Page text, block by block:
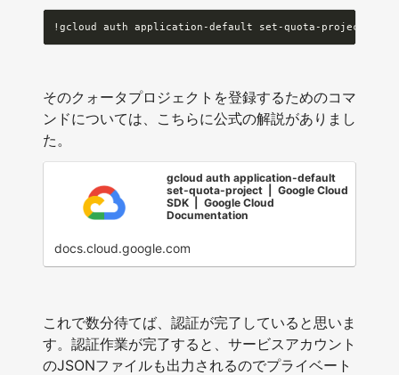
!gcloud auth application-default set-quota-project
そのクォータプロジェクトを登録するためのコマ
ンドについては、こちらに公式の解説がありまし
た。
gcloud auth application-default
set-quota-project | Google Cloud
SDK | Google Cloud
Documentation
docs.cloud.google.com
これで数分待てば、認証が完了していると思いま
す。認証作業が完了すると、サービスアカウント
のJSONファイルも出力されるのでプライベート